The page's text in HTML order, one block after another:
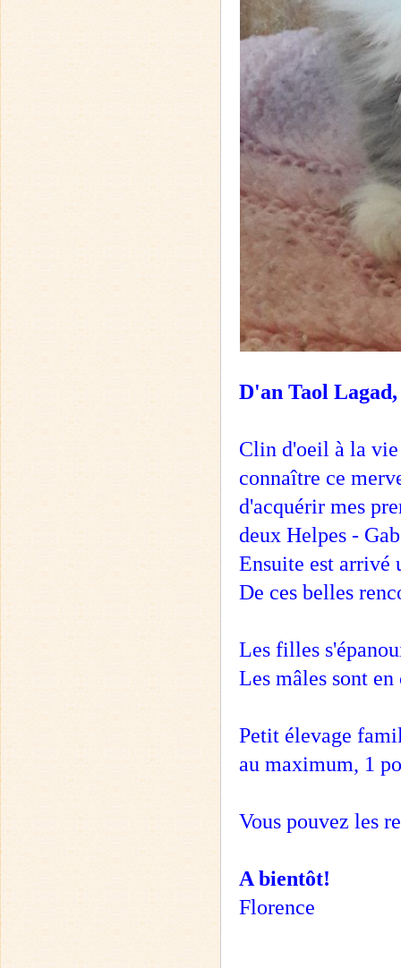
D'an Taol Lagad,
Clin d'oeil à la vie
connaître ce
d'acquérir mes
deux Helpes -
Ensuite est arrivé
De ces belles
Les filles
Les mâles sont
Petit élevage
au maximum, 1
Vous pouvez les
A bientôt!
Florence